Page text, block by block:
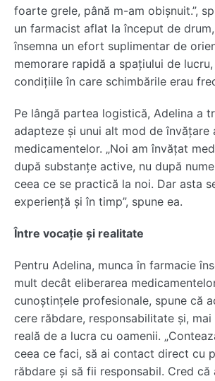
foarte grele, până m-am obișnuit.”,
un farmacist aflat la început de
însemna un efort suplimentar de
memorare rapidă a spațiului de
condițiile în care schimbările erau
Pe lângă partea logistică, Adelina a
adapteze și unui alt mod de învățare
medicamentelor. „Noi am învățat
după substanțe active, nu după
ceea ce se practică la noi. Dar asta
experiență și în timp”, spune ea.
Între vocație și realitate
Pentru Adelina, munca în farmacie
mult decât eliberarea
cunoștințele profesionale, spune că
cere răbdare, responsabilitate și, mai
reală de a lucra cu oamenii.
ceea ce faci, să ai contact direct cu
răbdare și să fii responsabil. Cred că